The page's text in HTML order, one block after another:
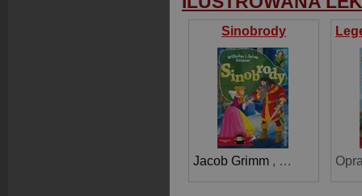
Sinobrody
Jacob Grimm , Wilhelm